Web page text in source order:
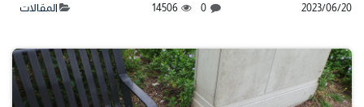
20‏/06‏/2023
0
14506 المقالات